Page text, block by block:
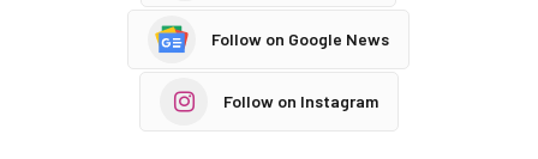
Follow on Google News
Follow on Instagram